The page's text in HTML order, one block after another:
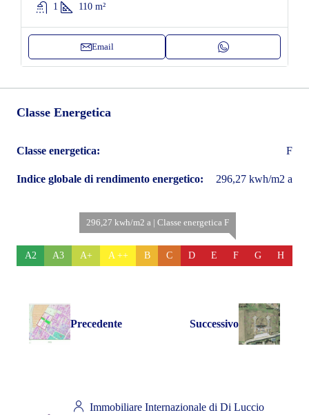
1
110 m²
Email
Classe Energetica
Classe energetica: F
Indice globale di rendimento energetico: 296,27 kwh/m2 a
A2 A3 A+ A ++ B C D E
296,27 kwh/m2 a | Classe energetica F
F G H
Precedente Successivo
Immobiliare Internazionale di Di Luccio